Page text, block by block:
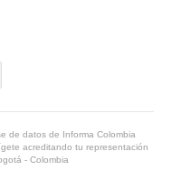
de datos de Informa Colombia
acreditando tu representación
- Colombia